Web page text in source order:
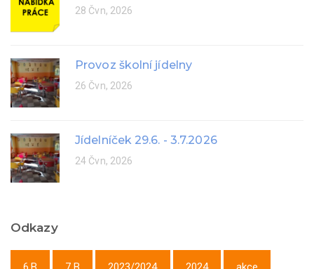
28 Čvn, 2026
Provoz školní jídelny
26 Čvn, 2026
Jídelníček 29.6. - 3.7.2026
24 Čvn, 2026
Odkazy